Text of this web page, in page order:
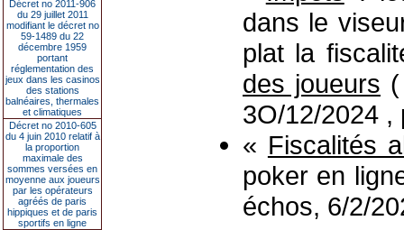
Décret no 2011-906
du 29 juillet 2011
modifiant le décret no
59-1489 du 22
décembre 1959
portant
réglementation des
jeux dans les casinos
des stations
balnéaires, thermales
et climatiques
Décret no 2010-605
du 4 juin 2010 relatif à
la proportion
maximale des
sommes versées en
moyenne aux joueurs
par les opérateurs
agréés de paris
hippiques et de paris
sportifs en ligne
dans le
plat la
des joueurs
3O/12/2024 ,
« Fiscalités
poker en
échos, 6/2/